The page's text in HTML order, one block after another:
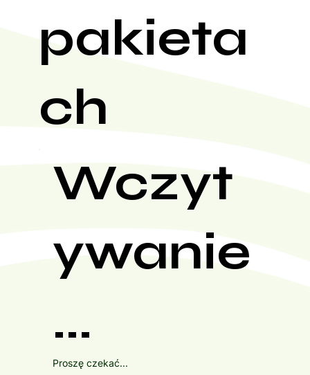
pakieta
ch
Wczyt
ywanie
...
Proszę czekać...